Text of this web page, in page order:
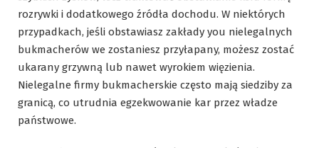
rozrywki i dodatkowego źródła dochodu. W niektórych
przypadkach, jeśli obstawiasz zakłady you nielegalnych
bukmacherów we zostaniesz przyłapany, możesz zostać
ukarany grzywną lub nawet wyrokiem więzienia.
Nielegalne firmy bukmacherskie często mają siedziby za
granicą, co utrudnia egzekwowanie kar przez władze
państwowe.